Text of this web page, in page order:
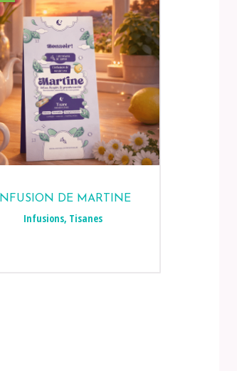
INFUSION DE MARTINE
Infusions, Tisanes